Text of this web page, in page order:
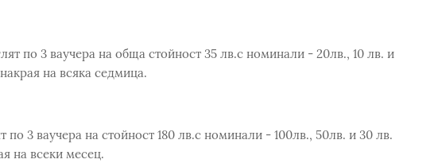
по 3 ваучера на обща стойност 35 лв.с номинали - 20лв., 10 лв. и
на всяка седмица.
по 3 ваучера на стойност 180 лв.с номинали - 100лв., 50лв. и 30 лв.
на всеки месец.